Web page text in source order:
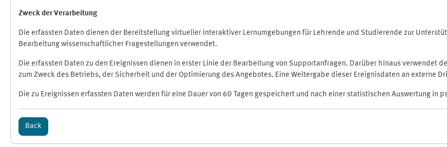
Zweck der Verarbeitung
Die erfassten Daten dienen der Bereitstellung virtueller interaktiver Lernumgebungen für Lehrende und Studierende zur
Bearbeitung wissenschaftlicher Fragestellungen verwendet.
Die erfassten Daten zu den Ereignissen dienen in erster Linie der Bearbeitung von Supportanfragen. Darüber hinaus verwendet
zum Zweck des Betriebs, der Sicherheit und der Optimierung des Angebotes. Eine Weitergabe dieser Ereignisdaten an externe
Die zu Ereignissen erfassten Daten werden für eine Dauer von 60 Tagen gespeichert und nach einer statistischen Auswertung in
Back